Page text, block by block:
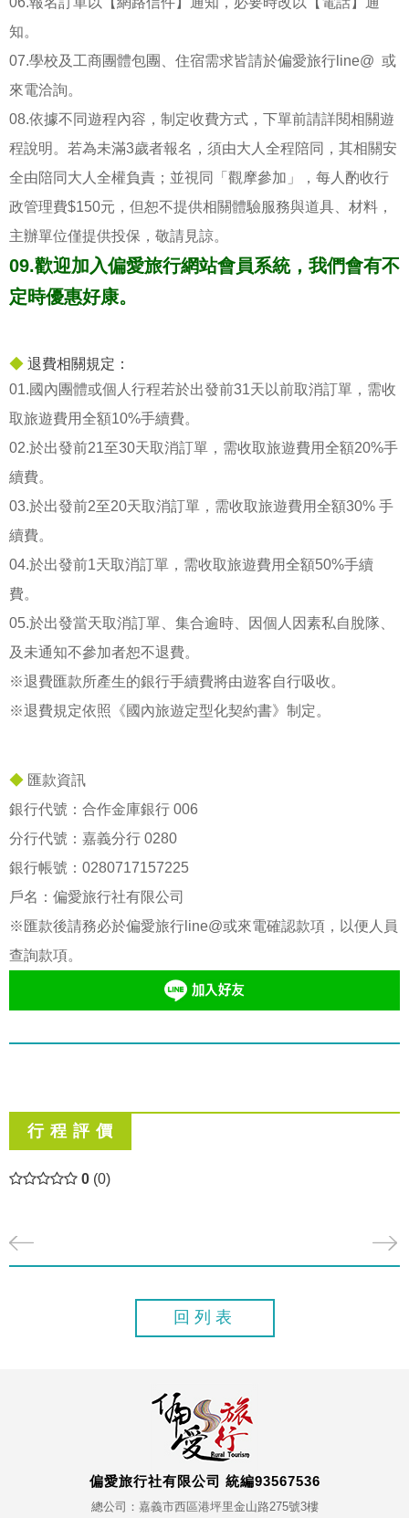
知。
07.學校及工商團體包團、住宿需求皆請於偏愛旅行line@ 或
來電洽詢。
08.依據不同遊程內容，制定收費方式，下單前請詳閱相關遊
程說明。若為未滿3歲者報名，須由大人全程陪同，其相關安
全由陪同大人全權負責；並視同「觀摩參加」，每人酌收行
政管理費$150元，但恕不提供相關體驗服務與道具、材料，
主辦單位僅提供投保，敬請見諒。
09.歡迎加入偏愛旅行網站會員系統，我們會有不
定時優惠好康。
◆ 退費相關規定：
01.國內團體或個人行程若於出發前31天以前取消訂單，需收
取旅遊費用全額10%手續費。
02.於出發前21至30天取消訂單，需收取旅遊費用全額20%手
續費。
03.於出發前2至20天取消訂單，需收取旅遊費用全額30% 手
續費。
04.於出發前1天取消訂單，需收取旅遊費用全額50%手續
費。
05.於出發當天取消訂單、集合逾時、因個人因素私自脫隊、
及未通知不參加者恕不退費。
※退費匯款所產生的銀行手續費將由遊客自行吸收。
※退費規定依照《國內旅遊定型化契約書》制定。
◆ 匯款資訊
銀行代號：合作金庫銀行 006
分行代號：嘉義分行 0280
銀行帳號： 0280717157225
戶名：偏愛旅行社有限公司
※匯款後請務必於偏愛旅行line@或來電確認款項，以便人員
查詢款項。
行 程 評 價
0 (0)
回列表
偏愛旅行社有限公司 統編93567536
總公司：嘉義市西區港坪里金山路275號3樓